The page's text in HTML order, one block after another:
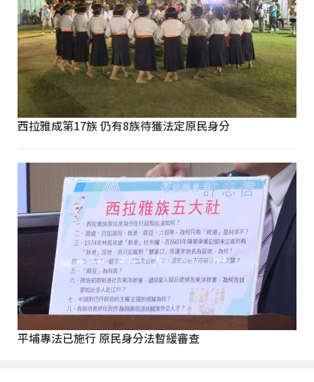
西拉雅成第17族 仍有8族待獲法定原民身分
平埔專法已施行 原民身分法暫緩審查